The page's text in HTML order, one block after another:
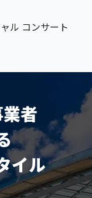
ル コンサート
者
イル